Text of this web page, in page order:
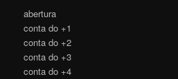
abertura
conta do +1
conta do +2
conta do +3
conta do +4